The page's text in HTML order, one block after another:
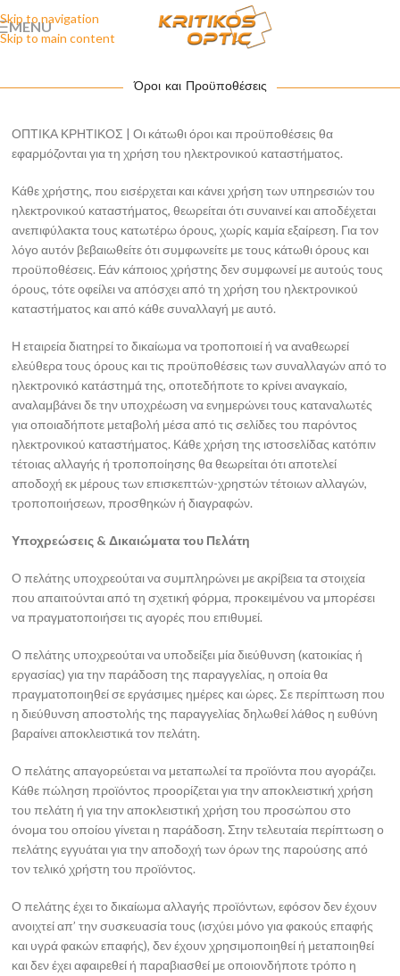
Skip to navigation
Skip to main content
MENU
Όροι και Προϋποθέσεις
ΟΠΤΙΚΑ ΚΡΗΤΙΚΟΣ | Οι κάτωθι όροι και προϋποθέσεις θα
εφαρμόζονται για τη χρήση του ηλεκτρονικού καταστήματος.
Κάθε χρήστης, που εισέρχεται και κάνει χρήση των υπηρεσιών του
ηλεκτρονικού καταστήματος, θεωρείται ότι συναινεί και αποδέχεται
ανεπιφύλακτα τους κατωτέρω όρους, χωρίς καμία εξαίρεση. Για τον
λόγο αυτόν βεβαιωθείτε ότι συμφωνείτε με τους κάτωθι όρους και
προϋποθέσεις. Εάν κάποιος χρήστης δεν συμφωνεί με αυτούς τους
όρους, τότε οφείλει να απόσχει από τη χρήση του ηλεκτρονικού
καταστήματος και από κάθε συναλλαγή με αυτό.
Η εταιρεία διατηρεί το δικαίωμα να τροποποιεί ή να αναθεωρεί
ελεύθερα τους όρους και τις προϋποθέσεις των συναλλαγών από το
ηλεκτρονικό κατάστημά της, οποτεδήποτε το κρίνει αναγκαίο,
αναλαμβάνει δε την υποχρέωση να ενημερώνει τους καταναλωτές
για οποιαδήποτε μεταβολή μέσα από τις σελίδες του παρόντος
ηλεκτρονικού καταστήματος. Κάθε χρήση της ιστοσελίδας κατόπιν
τέτοιας αλλαγής ή τροποποίησης θα θεωρείται ότι αποτελεί
αποδοχή εκ μέρους των επισκεπτών-χρηστών τέτοιων αλλαγών,
τροποποιήσεων, προσθηκών ή διαγραφών.
Υποχρεώσεις & Δικαιώματα του Πελάτη
Ο πελάτης υποχρεούται να συμπληρώνει με ακρίβεια τα στοιχεία
που απαιτούνται από τη σχετική φόρμα, προκειμένου να μπορέσει
να πραγματοποιήσει τις αγορές που επιθυμεί.
Ο πελάτης υποχρεούται να υποδείξει μία διεύθυνση (κατοικίας ή
εργασίας) για την παράδοση της παραγγελίας, η οποία θα
πραγματοποιηθεί σε εργάσιμες ημέρες και ώρες. Σε περίπτωση που
η διεύθυνση αποστολής της παραγγελίας δηλωθεί λάθος η ευθύνη
βαραίνει αποκλειστικά τον πελάτη.
Ο πελάτης απαγορεύεται να μεταπωλεί τα προϊόντα που αγοράζει.
Κάθε πώληση προϊόντος προορίζεται για την αποκλειστική χρήση
του πελάτη ή για την αποκλειστική χρήση του προσώπου στο
όνομα του οποίου γίνεται η παράδοση. Στην τελευταία περίπτωση ο
πελάτης εγγυάται για την αποδοχή των όρων της παρούσης από
τον τελικό χρήστη του προϊόντος.
Ο πελάτης έχει το δικαίωμα αλλαγής προϊόντων, εφόσον δεν έχουν
ανοιχτεί απ’ την συσκευασία τους (ισχύει μόνο για φακούς επαφής
και υγρά φακών επαφής), δεν έχουν χρησιμοποιηθεί ή μεταποιηθεί
και δεν έχει αφαιρεθεί ή παραβιασθεί με οποιονδήποτε τρόπο η